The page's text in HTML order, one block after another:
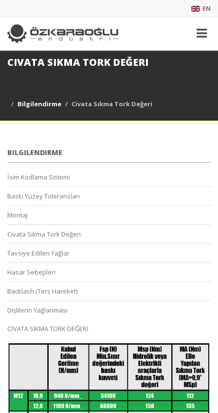
EN
CIVATA SIKMA TORK DEĞERI
Bilgilendirme Civata Sıkma Tork Değeri
BILGILENDIRME
İsim Kodlama Sistemi
Baskı Yüzey Toleransları
Montaj
Civata Sıkma Tork Değeri
Tavsiye Edilen Yağlar
Hasar Sebepleri
Backlash (Ters Hareket)
Dişlilerin Yağlanması
CİVATA SIKMA TORK DEĞERİ